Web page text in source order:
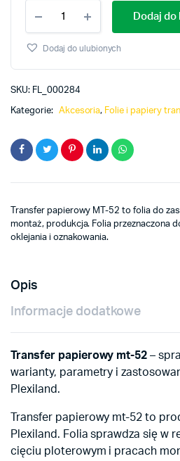
papierowy
MT-
52
Dodaj do
Dodaj do ulubionych
SKU: FL_000284
Kategorie: Akcesoria, Folie i papiery
Transfer papierowy MT-52 to folia do
montaż, produkcja. Folia przeznaczona
oklejania i oznakowania.
Opis
Informacje dodatkowe
Transfer papierowy mt-52 –
warianty, parametry i
Plexiland.
Transfer papierowy mt-52 to
Plexiland. Folia sprawdza się w
cięciu ploterowym i pracach